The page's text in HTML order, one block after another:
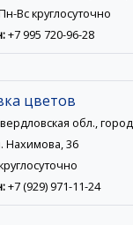
Вс круглосуточно
+7 995 720-96-28
цветов
обл.,
Нахимова, 36
+7 (929) 971-11-24